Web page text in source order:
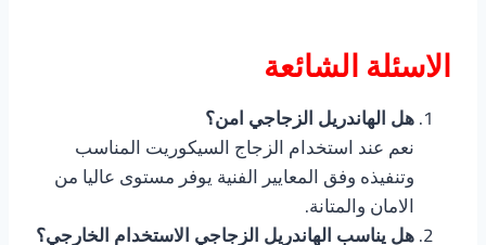
الاسئلة الشائعة
هل الهاندريل الزجاجي امن؟
نعم عند استخدام الزجاج السيكوريت المناسب
وتنفيذه وفق المعايير الفنية يوفر مستوى عاليا من
الامان والمتانة.
هل يناسب الهاندريل الزجاجي الاستخدام الخارجي؟